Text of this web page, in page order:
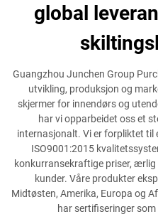
global
Guangzhou Junchen Group
utvikling, produksjon og
skjermer for innendørs og
har vi opparbeidet oss et
internasjonalt. Vi er forpliktet
ISO9001:2015
konkurransekraftige priser,
kunder. Våre produkter
Midtøsten, Amerika, Europa og
har sertifiseringer som